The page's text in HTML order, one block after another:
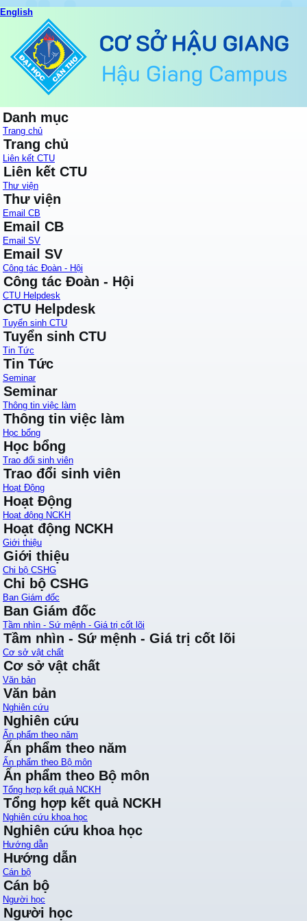
English
Danh mục
Trang chủ
Trang chủ
Liên kết CTU
Liên kết CTU
Thư viện
Thư viện
Email CB
Email CB
Email SV
Email SV
Công tác Đoàn - Hội
Công tác Đoàn - Hội
CTU Helpdesk
CTU Helpdesk
Tuyển sinh CTU
Tuyển sinh CTU
Tin Tức
Tin Tức
Seminar
Seminar
Thông tin việc làm
Thông tin việc làm
Học bổng
Học bổng
Trao đổi sinh viên
Trao đổi sinh viên
Hoạt Động
Hoạt Động
Hoạt động NCKH
Hoạt động NCKH
Giới thiệu
Giới thiệu
Chi bộ CSHG
Chi bộ CSHG
Ban Giám đốc
Ban Giám đốc
Tầm nhìn - Sứ mệnh - Giá trị cốt lõi
Tầm nhìn - Sứ mệnh - Giá trị cốt lõi
Cơ sở vật chất
Cơ sở vật chất
Văn bản
Văn bản
Nghiên cứu
Nghiên cứu
Ấn phẩm theo năm
Ấn phẩm theo năm
Ấn phẩm theo Bộ môn
Ấn phẩm theo Bộ môn
Tổng hợp kết quả NCKH
Tổng hợp kết quả NCKH
Nghiên cứu khoa học
Nghiên cứu khoa học
Hướng dẫn
Hướng dẫn
Cán bộ
Cán bộ
Người học
Người học